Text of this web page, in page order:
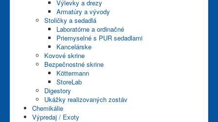
Výlevky a drezy
Armatúry a vývody
Stoličky a sedadlá
Laboratórne a ordinačné
Priemyselné s PUR sedadlami
Kancelárske
Kovové skrine
Bezpečnostné skrine
Köttermann
StoreLab
Digestory
Ukážky realizovaných zostáv
Chemikálie
Výpredaj / Exoty